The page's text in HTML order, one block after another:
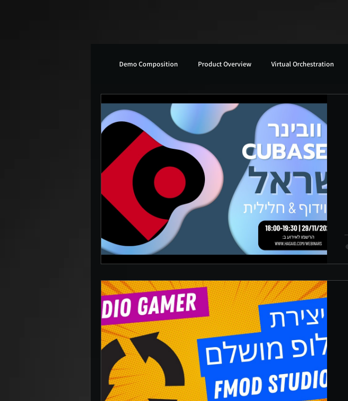
Virtual Orchestration
Product Overview
Demo Composition